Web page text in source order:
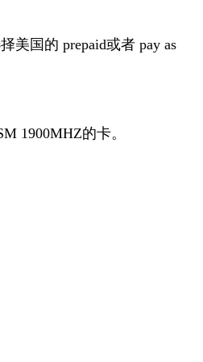
国的 prepaid或者 pay as
1900MHZ的卡。